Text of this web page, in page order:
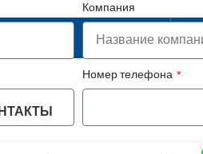
Компания
Номер телефона